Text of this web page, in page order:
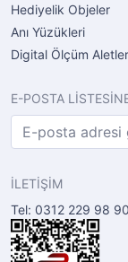
Hediyelik Objeler
Anı Yüzükleri
Digital Ölçüm
E-POSTA
İLETİŞİM
Tel: 0312 229 98 90